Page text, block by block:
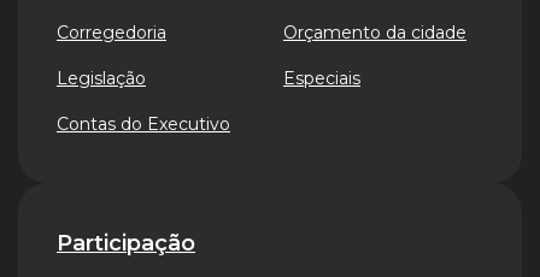
Corregedoria
Legislação
Contas do Executivo
Orçamento da cidade
Especiais
Participação